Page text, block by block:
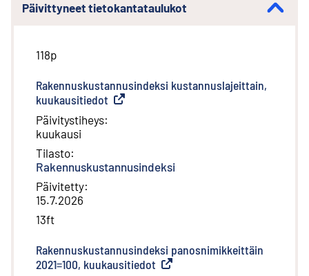
Päivittyneet tietokantataulukot
118p
Rakennuskustannusindeksi kustannuslajeittain,
kuukausitiedot Ulkoinen linkki
Päivitystiheys:
kuukausi
Tilasto:
Rakennuskustannusindeksi
Päivitetty:
15.7.2026
13ft
Rakennuskustannusindeksi panosnimikkeittäin
2021=100, kuukausitiedot Ulkoinen linkki